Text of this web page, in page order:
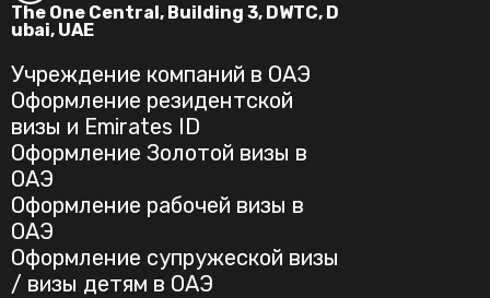
The One Central, Building 3, DWTC, D
ubai, UAE
Учреждение компаний в ОАЭ
Оформление резидентской
визы и Emirates ID
Оформление Золотой визы в
ОАЭ
Оформление рабочей визы в
ОАЭ
Оформление супружеской визы
/ визы детям в ОАЭ